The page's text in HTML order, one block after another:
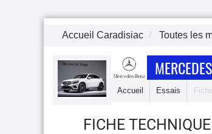
Accueil Caradisiac Toutes les
Accueil Essais
FICHE